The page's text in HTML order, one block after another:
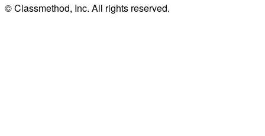
© Classmethod, Inc. All rights reserved.